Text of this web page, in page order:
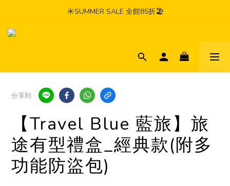
☀️SUMMER SALE 全館85折🏖️
分享到
【Travel Blue 藍旅】旅
途有型禮盒_經典款(附多
功能防盜包)